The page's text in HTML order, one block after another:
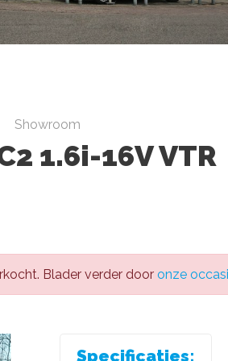
Showroom
1.6i-16V VTR
Blader verder door onze
Specificaties: